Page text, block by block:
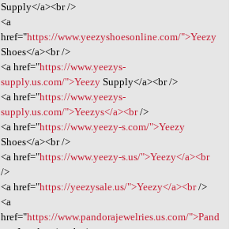
Supply</a><br />
<a
href="https://www.yeezyshoesonline.com/">Yeezy
Shoes</a><br />
<a href="https://www.yeezys-
supply.us.com/">YeezySupply</a><br />
<a href="https://www.yeezys-
supply.us.com/">Yeezys</a><br/>
<a href="https://www.yeezy-s.com/">Yeezy
Shoes</a><br />
<a href="https://www.yeezy-s.us/">Yeezy</a><br
/>
<a href="https://yeezysale.us/">Yeezy</a><br/>
<a
href="https://www.pandorajewelries.us.com/">Pand